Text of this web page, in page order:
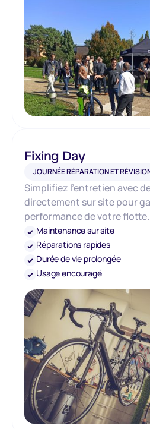
Fixing Day
JOURNÉE RÉPARATION ET
Simplifiez l’entretien avec
directement sur site pour
performance de votre flotte.
Maintenance sur site
Réparations rapides
Durée de vie prolongée
Usage encouragé